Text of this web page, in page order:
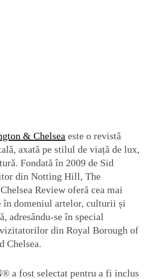
& Chelsea este o revistă
axată pe stilul de viață de lux,
Fondată în 2009 de Sid
din Notting Hill, The
Review oferă cea mai
în domeniul artelor, culturii și
adresându-se în special
din Royal Borough of
Chelsea.
a fost selectat pentru a fi inclus